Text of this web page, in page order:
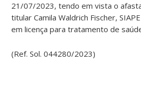
21/07/2023, tendo em vista o
titular Camila Waldrich Fischer,
em licença para tratamento de
(Ref. Sol. 044280/2023)